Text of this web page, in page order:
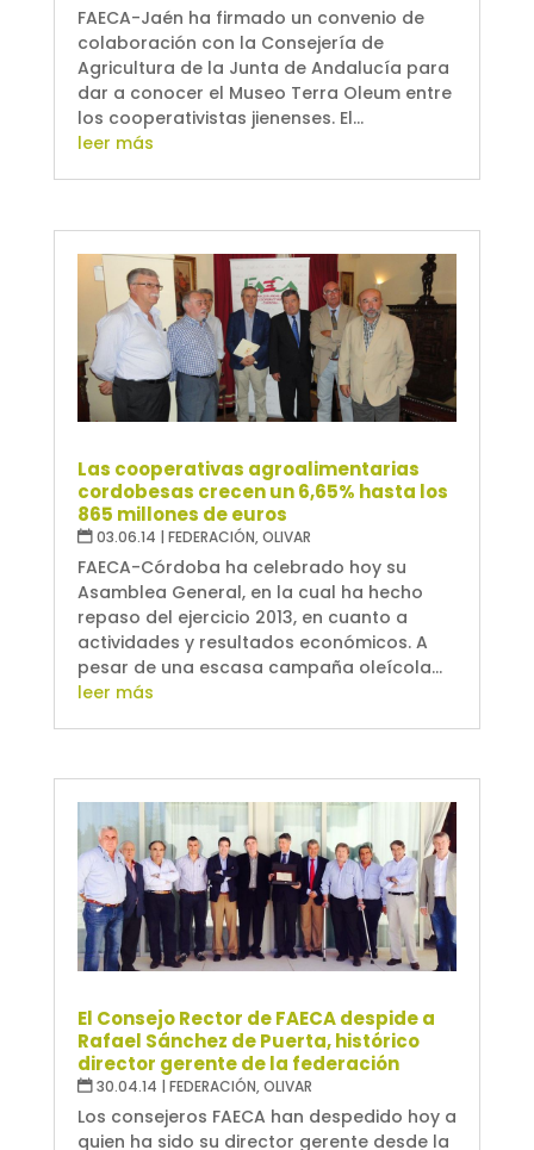
FAECA-Jaén ha firmado un convenio de
colaboración con la Consejería de
Agricultura de la Junta de Andalucía para
dar a conocer el Museo Terra Oleum entre
los cooperativistas jienenses. El...
leer más
Las cooperativas agroalimentarias
cordobesas crecen un 6,65% hasta los
865 millones de euros
03.06.14 | FEDERACIÓN,OLIVAR
FAECA-Córdoba ha celebrado hoy su
Asamblea General, en la cual ha hecho
repaso del ejercicio 2013, en cuanto a
actividades y resultados económicos. A
pesar de una escasa campaña oleícola...
leer más
El Consejo Rector de FAECA despide a
Rafael Sánchez de Puerta, histórico
director gerente de la federación
30.04.14 | FEDERACIÓN,OLIVAR
Los consejeros FAECA han despedido hoy a
quien ha sido su director gerente desde la